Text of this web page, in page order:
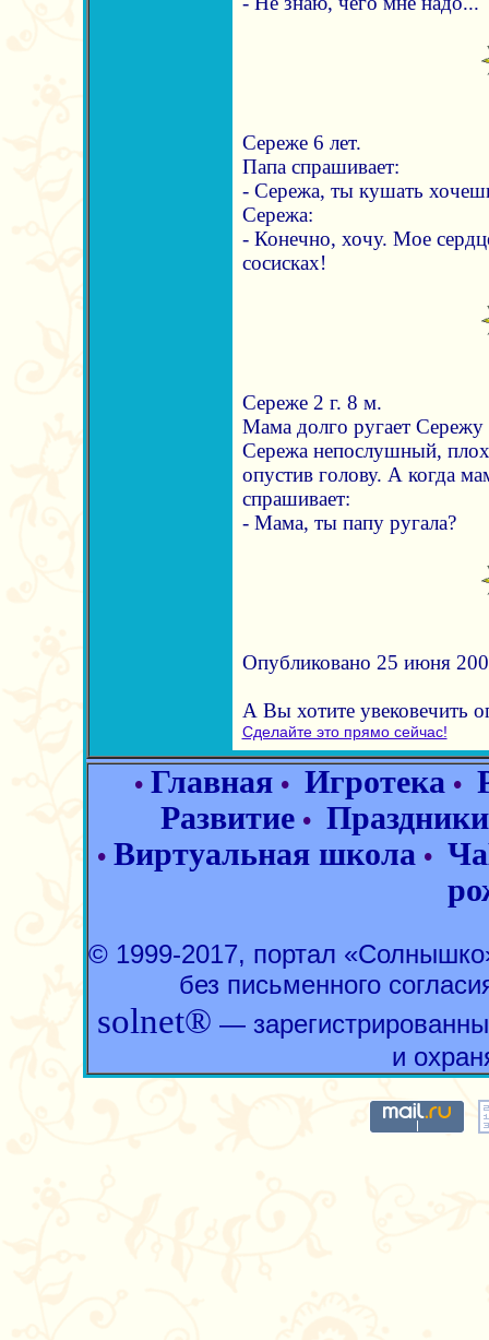
Сереже 6 лет.
Папа спрашивает:
- Сережа, ты кушать
Сережа:
- Конечно, хочу. Мое
сосисках!
Сереже 2 г. 8 м.
Мама долго ругает Сережу
Сережа непослушный,
опустив голову. А когда
спрашивает:
- Мама, ты папу ругала?
Опубликовано 25 июня
А Вы хотите увековечить
Сделайте это прямо сейчас!
• Главная • Игротека •
Развитие• Праздники
• Виртуальная школа •
© 1999-2017, портал
без письменного
solnet® —
и